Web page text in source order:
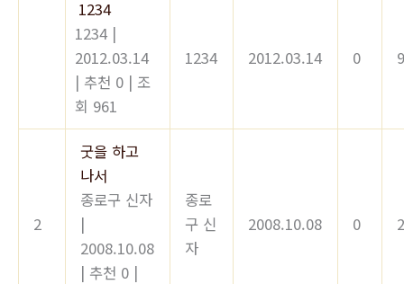
1234
1234 |
2012.03.14
| 추천 0 | 조
회 961
1234 2012.03.14 0
2
굿을 하고
나서
종로구 신자
|
2008.10.08
| 추천 0 |
종로
구 신
자
2008.10.08 0